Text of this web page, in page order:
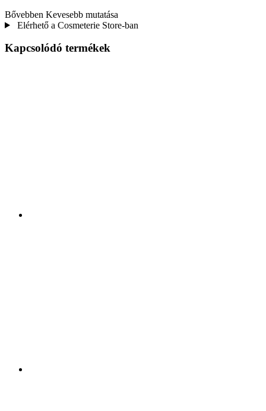
Bővebben Kevesebb mutatása
Elérhető a Cosmeterie Store-ban
Kapcsolódó termékek